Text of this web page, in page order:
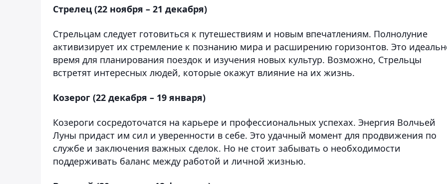
Стрелец (22 ноября – 21 декабря)
Стрельцам следует готовиться к путешествиям и новым впечатлениям. Полнолуние
активизирует их стремление к познанию мира и расширению горизонтов. Это
время для планирования поездок и изучения новых культур. Возможно, Стрельцы
встретят интересных людей, которые окажут влияние на их жизнь.
Козерог (22 декабря – 19 января)
Козероги сосредоточатся на карьере и профессиональных успехах. Энергия Волчьей
Луны придаст им сил и уверенности в себе. Это удачный момент для продвижения по
службе и заключения важных сделок. Но не стоит забывать о необходимости
поддерживать баланс между работой и личной жизнью.